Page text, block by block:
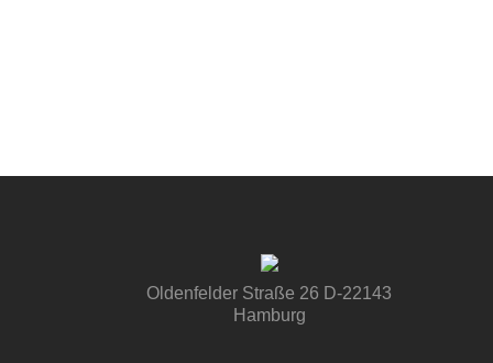
Oldenfelder Straße 26 D-22143
Hamburg